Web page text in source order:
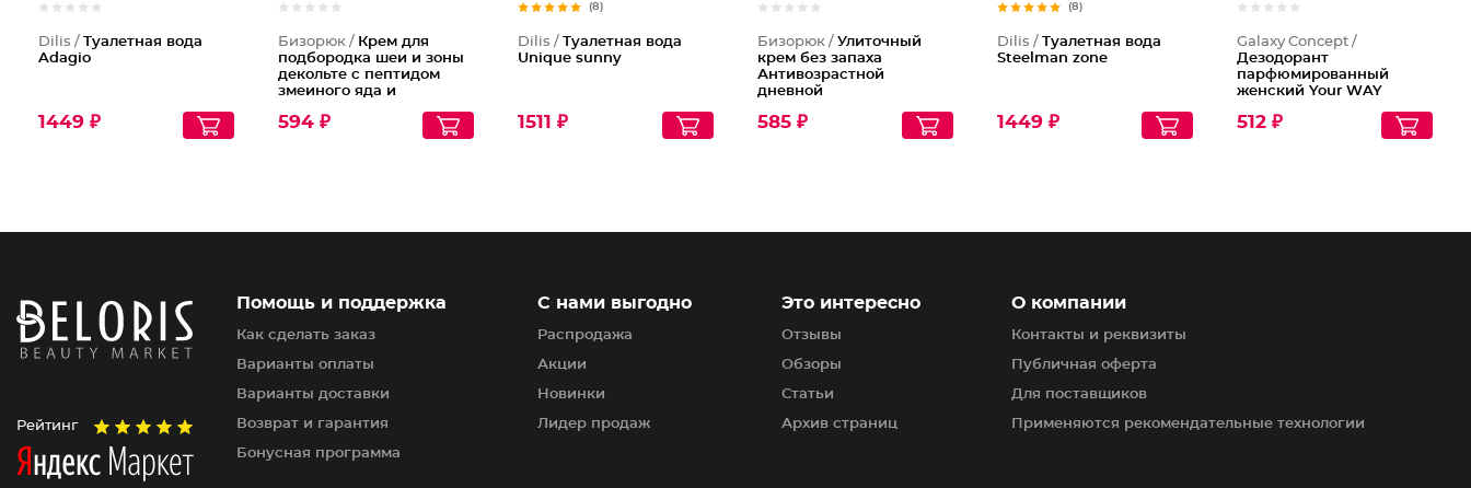
Dilis / Туалетная вода
Adagio
1449 ₽
Бизорюк / Крем для
подбородка шеи и зоны
декольте с пептидом
змеиного яда и
594 ₽
(8)
Dilis / Туалетная вода
Unique sunny
1511 ₽
Бизорюк / Улиточный
крем без запаха
Антивозрастной
дневной
585 ₽
(8)
Dilis / Туалетная вода
Steelman zone
1449 ₽
Galaxy Concept /
Дезодорант
парфюмированный
женский Your WAY
512 ₽
Рейтинг
Помощь и поддержка
Как сделать заказ
Варианты оплаты
Варианты доставки
Возврат и гарантия
Бонусная программа
С нами выгодно
Распродажа
Акции
Новинки
Лидер продаж
Это интересно
Отзывы
Обзоры
Статьи
Архив страниц
О компании
Контакты и реквизиты
Публичная оферта
Для поставщиков
Применяются рекомендательные технологии